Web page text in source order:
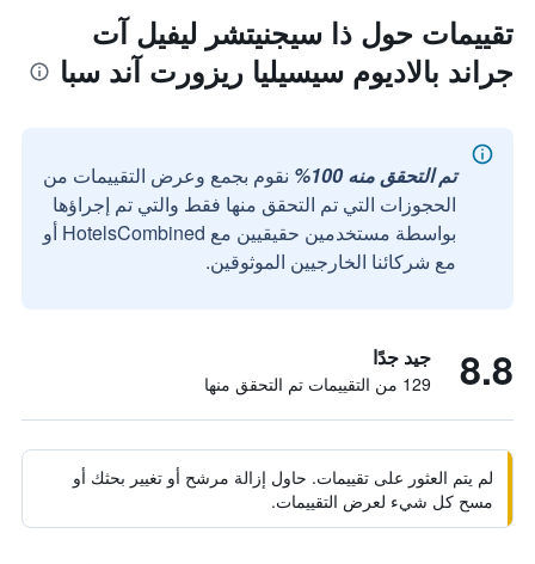
تقييمات حول ذا سيجنيتشر ليفيل آت
جراند بالاديوم سيسيليا ريزورت آند سبا
تم التحقق منه 100%
نقوم بجمع وعرض التقييمات من
الحجوزات التي تم التحقق منها فقط والتي تم إجراؤها
بواسطة مستخدمين حقيقيين مع HotelsCombined أو
مع شركائنا الخارجيين الموثوقين.
8.8 جيد جدًا
129 من التقييمات تم التحقق منها
لم يتم العثور على تقييمات. حاول إزالة مرشح أو تغيير بحثك أو
مسح كل شيء لعرض التقييمات.